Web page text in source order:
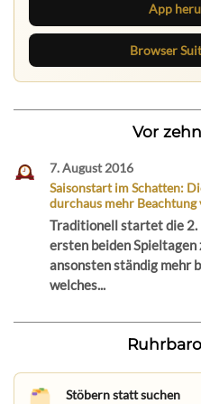
App
Browser
Vor
7. August 2016
Saisonstart im Schatten:
durchaus mehr
Traditionell startet die 2.
ersten beiden
ansonsten ständig mehr
welches...
Stöbern statt suchen